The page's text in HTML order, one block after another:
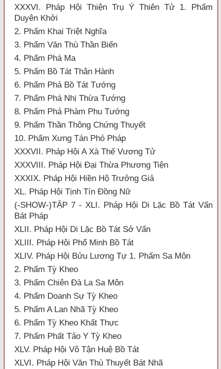
XXXVI. Pháp Hội Thiện Trụ Ý Thiên Tử 1. Phẩm
Duyên Khởi
2. Phẩm Khai Triệt Nghĩa
3. Phẩm Văn Thù Thần Biến
4. Phẩm Phá Ma
5. Phẩm Bồ Tát Thân Hành
6. Phẩm Phá Bồ Tát Tướng
7. Phẩm Phá Nhị Thừa Tướng
8. Phẩm Phá Phàm Phu Tướng
9. Phẩm Thần Thông Chứng Thuyết
10. Phẩm Xưng Tán Phó Pháp
XXXVII. Pháp Hội A Xà Thế Vương Tử
XXXVIII. Pháp Hội Đại Thừa Phương Tiện
XXXIX. Pháp Hội Hiền Hộ Trưởng Giả
XL. Pháp Hội Tịnh Tín Đồng Nữ
(-SHOW-)TẬP 7 - XLI. Pháp Hội Di Lặc Bồ Tát Vấn
Bát Pháp
XLII. Pháp Hội Di Lặc Bồ Tát Sở Vấn
XLIII. Pháp Hội Phổ Minh Bồ Tát
XLIV. Pháp Hội Bửu Lương Tự 1. Phẩm Sa Môn
2. Phẩm Tỳ Kheo
3. Phẩm Chiên Đà La Sa Môn
4. Phẩm Doanh Sự Tỳ Kheo
5. Phẩm A Lan Nhã Tỳ Kheo
6. Phẩm Tỳ Kheo Khất Thực
7. Phẩm Phất Tảo Y Tỳ Kheo
XLV. Pháp Hội Vô Tận Huệ Bồ Tát
XLVI. Pháp Hội Văn Thù Thuyết Bát Nhã